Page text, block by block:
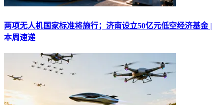
两项无人机国家标准将施行；济南设立50亿元低空经济基金 |
本周速递